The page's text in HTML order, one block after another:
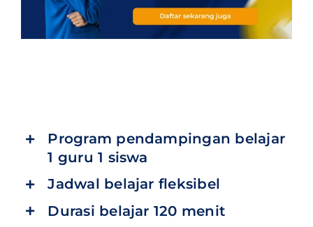
Program pendampingan belajar
1 guru 1 siswa
Jadwal belajar fleksibel
Durasi belajar 120 menit